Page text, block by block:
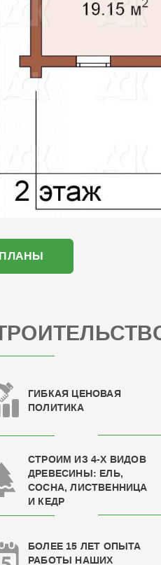
ГИБКАЯ ЦЕНОВАЯ
ПОЛИТИКА
СТРОИМ ИЗ 4-Х ВИДОВ
ДРЕВЕСИНЫ: ЕЛЬ,
СОСНА, ЛИСТВЕННИЦА
И КЕДР
БОЛЕЕ 15 ЛЕТ ОПЫТА
РАБОТЫ НАШИХ